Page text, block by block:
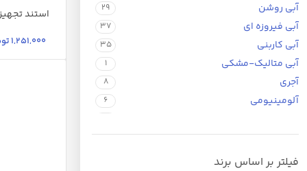
آبی روشن 29
آبی فیروزه ای 37
آبی کاربنی 35
آبی متالیک-مشکی 1
آجری 8
آلومینیومی 6
ارغوانی روشن 1
استیل براق
فیلتر بر اساس برند
استند
1,251,000